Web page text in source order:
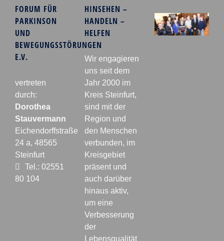
FORUM FÜR
PARKINSON
UND
BEWEGUNGSSTÖRUNGEN
E.V.
vertreten
durch:
Dorothea
Stauvermann
Eichendorffstraße
24 a, 48565
Steinfurt
Tel.: 02551
80 104
HINSEHEN –
HANDELN –
HELFEN
Wir engagieren
uns seit dem
Jahr 2000 im
Kreis Steinfurt,
sind mit der
Region und
den Menschen
verbunden, im
Kreisgebiet
präsent und
auch darüber
hinaus aktiv,
um eine
Verbesserung
der
Lebensqualität